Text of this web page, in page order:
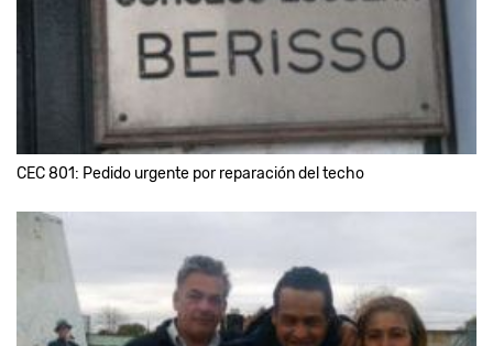
CEC 801: Pedido urgente por reparación del techo